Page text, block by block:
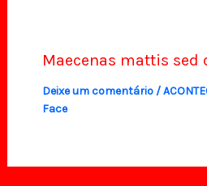
Maecenas mattis sed
Deixe um comentário/
Face